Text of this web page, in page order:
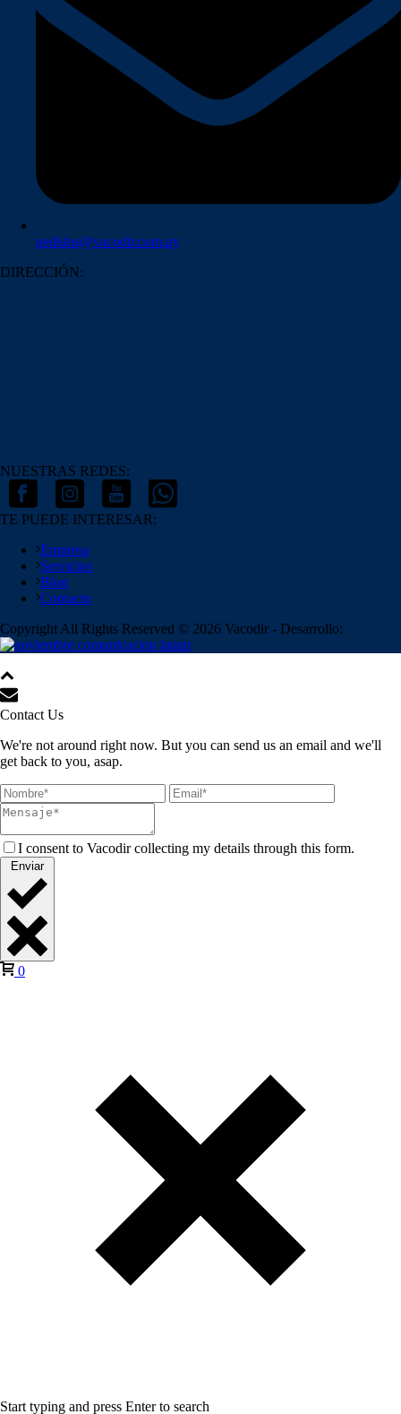
pedidos@vacodir.com.uy
DIRECCIÓN:
NUESTRAS REDES:
TE PUEDE INTERESAR:
Empresa
Servicios
Blog
Contacto
Copyright All Rights Reserved © 2026 Vacodir - Desarrollo:
Contact Us
We're not around right now. But you can send us an email and we'll
get back to you, asap.
I consent to Vacodir collecting my details through this form.
Enviar
0
Start typing and press Enter to search